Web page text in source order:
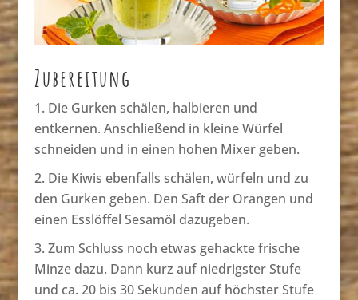
Zubereitung
Die Gurken schälen, halbieren und
entkernen. Anschließend in kleine Würfel
schneiden und in einen hohen Mixer geben.
Die Kiwis ebenfalls schälen, würfeln und zu
den Gurken geben. Den Saft der Orangen und
einen Esslöffel Sesamöl dazugeben.
Zum Schluss noch etwas gehackte frische
Minze dazu. Dann kurz auf niedrigster Stufe
und ca. 20 bis 30 Sekunden auf höchster Stufe